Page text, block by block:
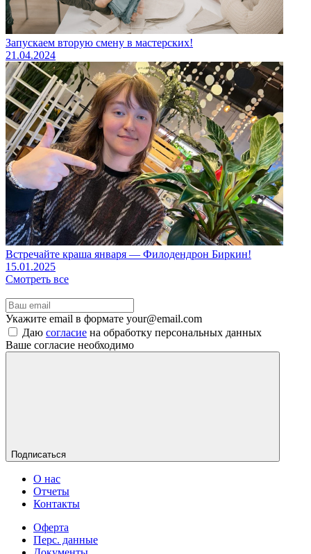
Запускаем вторую смену в мастерских!
21.04.2024
Встречайте краша января — Филодендрон Биркин!
15.01.2025
Cмотреть все
Укажите email в формате your@email.com
Даю согласие на обработку персональных данных
Ваше согласие необходимо
Подписаться
О нас
Отчеты
Контакты
Оферта
Перс. данные